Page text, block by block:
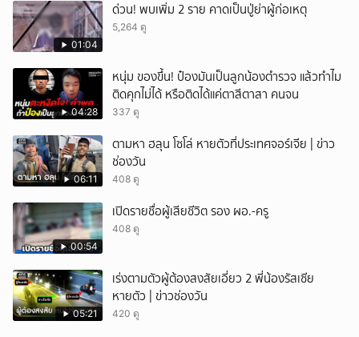
01:04
ด่วน! พบเพิ่ม 2 ราย คาดเป็นปู่ย่าผู้ก่อเหตุ
5,264 ดู
04:28
หนุ่ม ของขึ้น! ป๋องมันเป็นลูกน้องตำรวจ แล้วทำไม
ติดคุกไม่ได้ หรือติดได้แค่ตาสีตาสา คนจน
337 ดู
06:11
ตามหา ฮลุน โซโล่ หายตัวที่ประเทศจอร์เจีย | ข่าว
ช่องวัน
408 ดู
00:54
เปิดรายชื่อผู้เสียชีวิต รอง ผอ.-ครู
408 ดู
05:21
เร่งตามตัวผู้ต้องสงสัยเอี่ยว 2 พี่น้องรัสเซีย
หายตัว | ข่าวช่องวัน
420 ดู